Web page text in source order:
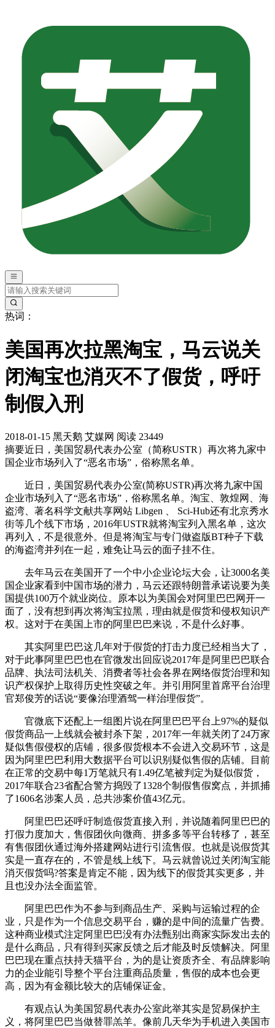
热词：
美国再次拉黑淘宝，马云说关
闭淘宝也消灭不了假货，呼吁
制假入刑
2018-01-15 黑天鹅 艾媒网 阅读 23449
摘要近日，美国贸易代表办公室（简称USTR）再次将九家中
国企业市场列入了“恶名市场”，俗称黑名单。
近日，美国贸易代表办公室(简称USTR)再次将九家中国
企业市场列入了“恶名市场”，俗称黑名单。淘宝、敦煌网、海
盗湾、著名科学文献共享网站 Libgen 、 Sci-Hub还有北京秀水
街等几个线下市场，2016年USTR就将淘宝列入黑名单，这次
再列入，不是很意外。但是将淘宝与专门做盗版BT种子下载
的海盗湾并列在一起，难免让马云的面子挂不住。
去年马云在美国开了一个中小企业论坛大会，让3000名美
国企业家看到中国市场的潜力，马云还跟特朗普承诺说要为美
国提供100万个就业岗位。原本以为美国会对阿里巴巴网开一
面了，没有想到再次将淘宝拉黑，理由就是假货和侵权知识产
权。这对于在美国上市的阿里巴巴来说，不是什么好事。
其实阿里巴巴这几年对于假货的打击力度已经相当大了，
对于此事阿里巴巴也在官微发出回应说2017年是阿里巴巴联合
品牌、执法司法机关、消费者等社会各界在网络假货治理和知
识产权保护上取得历史性突破之年。并引用阿里首席平台治理
官郑俊芳的话说“要像治理酒驾一样治理假货”。
官微底下还配上一组图片说在阿里巴巴平台上97%的疑似
假货商品一上线就会被封杀下架，2017年一年就关闭了24万家
疑似售假侵权的店铺，很多假货根本不会进入交易环节，这是
因为阿里巴巴利用大数据平台可以识别疑似售假的店铺。目前
在正常的交易中每1万笔就只有1.49亿笔被判定为疑似假货，
2017年联合23省配合警方捣毁了1328个制假售假窝点，并抓捕
了1606名涉案人员，总共涉案价值43亿元。
阿里巴巴还呼吁制造假货直接入刑，并说随着阿里巴巴的
打假力度加大，售假团伙向微商、拼多多等平台转移了，甚至
有售假团伙通过海外搭建网站进行引流售假。也就是说假货其
实是一直存在的，不管是线上线下。马云就曾说过关闭淘宝能
消灭假货吗?答案是肯定不能，因为线下的假货其实更多，并
且也没办法全面监管。
阿里巴巴作为不参与到商品生产、采购与运输过程的企
业，只是作为一个信息交易平台，赚的是中间的流量广告费。
这种商业模式注定阿里巴巴没有办法甄别出商家实际发出去的
是什么商品，只有得到买家反馈之后才能及时反馈解决。阿里
巴巴现在重点扶持天猫平台，为的是让资质齐全、有品牌影响
力的企业能引导整个平台注重商品质量，售假的成本也会更
高，因为有金额比较大的店铺保证金。
有观点认为美国贸易代表办公室此举其实是贸易保护主
义，将阿里巴巴当做替罪羔羊。像前几天华为手机进入美国市